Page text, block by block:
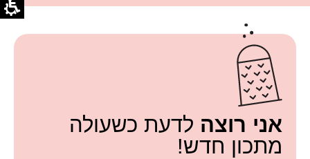
אני רוצה לדעת כשעולה
מתכון חדש!